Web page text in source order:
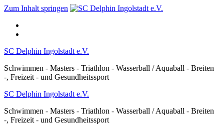
Zum Inhalt springen
SC Delphin Ingolstadt e.V.
Schwimmen - Masters - Triathlon - Wasserball / Aquaball - Breiten
-, Freizeit - und Gesundheitssport
SC Delphin Ingolstadt e.V.
Schwimmen - Masters - Triathlon - Wasserball / Aquaball - Breiten
-, Freizeit - und Gesundheitssport